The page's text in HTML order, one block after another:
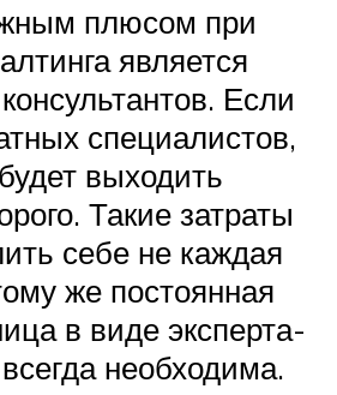
плюсом при
является
Если
специалистов,
выходить
Такие затраты
себе не каждая
же постоянная
в виде эксперта-
необходима.